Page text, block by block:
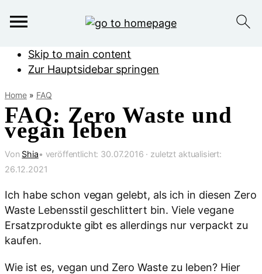
Skip to main content
Zur Hauptsidebar springen
Home» FAQ
FAQ: Zero Waste und
vegan leben
Von Shia• veröffentlicht: 30.07.2016 · zuletzt aktualisiert:
26.12.2021
Ich habe schon vegan gelebt, als ich in diesen Zero
Waste Lebensstil geschlittert bin. Viele vegane
Ersatzprodukte gibt es allerdings nur verpackt zu
kaufen.
Wie ist es, vegan und Zero Waste zu leben? Hier